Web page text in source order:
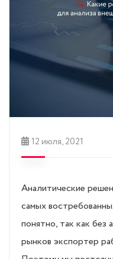
12 июля, 2021
Аналитические
самых
понятно, так как без
рынков экспортер